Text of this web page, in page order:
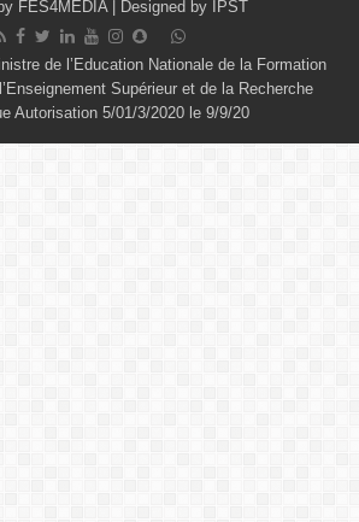
FES4MEDIA| Designed by IPST
de l’Education Nationale de la Formation
Supérieur et de la Recherche
Autorisation 5/01/3/2020 le 9/9/20